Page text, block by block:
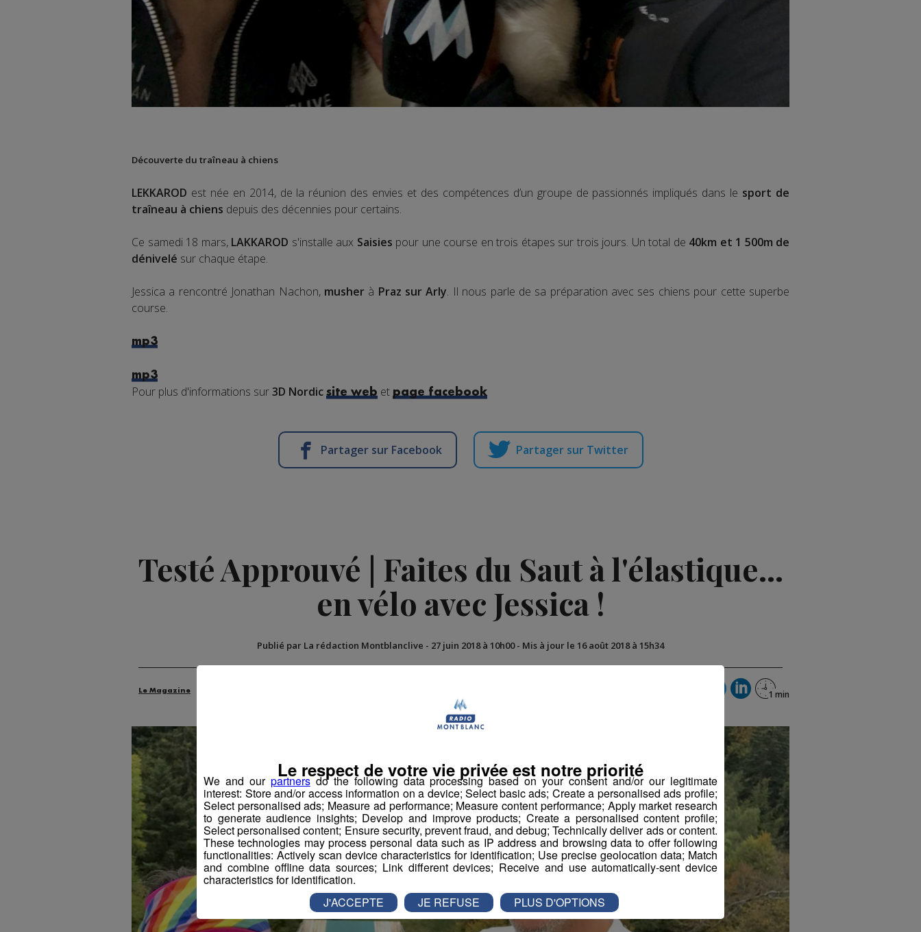
Découverte du traîneau à chiens
LEKKAROD est née en 2014, de la réunion des envies et des compétences d’un groupe de passionnés impliqués dans le sport de
traîneau à chiens depuis des décennies pour certains.
Ce samedi 18 mars, LAKKAROD s'installe aux Saisies pour une course en trois étapes sur trois jours. Un total de 40km et 1 500m de
dénivelé sur chaque étape.
Jessica a rencontré Jonathan Nachon, musherà Praz sur Arly. Il nous parle de sa préparation avec ses chiens pour cette superbe
course.
mp3
mp3
Pour plus d'informations sur3D Nordic site web et page facebook
Partager sur Facebook Partager sur Twitter
Testé Approuvé | Faites du Saut à l'élastique...
en vélo avec Jessica !
Publié par La rédaction Montblanclive - 27 juin 2018 à 10h00- Mis à jour le 16 août 2018 à 15h34
Le Magazine
We and our partnersdo the following data processing based on your consent and/or our legitimate
interest: Store and/or access information on a device; Select basic ads; Create a personalised ads profile;
Select personalised ads; Measure ad performance; Measure content performance; Apply market research
to generate audience insights; Develop and improve products; Create a personalised content profile;
Select personalised content; Ensure security, prevent fraud, and debug; Technically deliver ads or content.
These technologies may process personal data such as IP address and browsing data to offer following
functionalities: Actively scan device characteristics for identification; Use precise geolocation data; Match
and combine offline data sources; Link different devices; Receive and use automatically-sent device
characteristics for identification.
Le respect de votre vie privée est notre priorité
J'ACCEPTE JE REFUSE PLUS D'OPTIONS